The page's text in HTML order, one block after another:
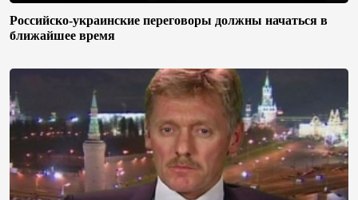
Российско-украинские переговоры должны начаться в
ближайшее время